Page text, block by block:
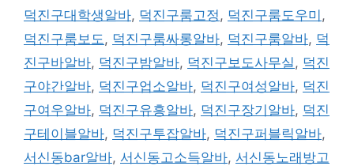
덕진구대학생알바, 덕진구룸고정, 덕진구룸도우미 ,
덕진구룸보도, 덕진구룸싸롱알바, 덕진구룸알바, 덕
진구바알바, 덕진구밤알바, 덕진구보도사무실, 덕진
구야간알바, 덕진구업소알바, 덕진구여성알바, 덕진
구여우알바, 덕진구유흥알바, 덕진구장기알바, 덕진
구테이블알바, 덕진구투잡알바, 덕진구퍼블릭알바,
서신동bar알바, 서신동고소득알바, 서신동노래방고